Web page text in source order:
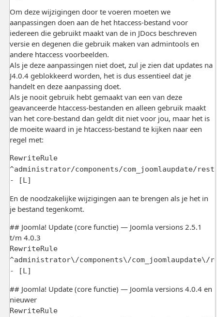
Om deze wijzigingen door te voeren moeten we
aanpassingen doen aan de het htaccess-bestand voor
iedereen die gebruikt maakt van de in JDocs beschreven
versie en degenen die gebruik maken van admintools en
andere htaccess voorbeelden.
Als je deze aanpassingen niet doet, zul je zien dat updates na
J4.0.4 geblokkeerd worden, het is dus essentieel dat je
handelt en deze aanpassing doet.
Als je nooit gebruik hebt gemaakt van een van deze
geavanceerde htaccess-bestanden en alleen gebruik maakt
van het core-bestand dan geldt dit niet voor jou, maar het is
de moeite waard in je htaccess-bestand te kijken naar een
regel met:
RewriteRule
^administrator/components/com_joomlaupdate/
- [L]
En de noodzakelijke wijzigingen aan te brengen als je het in
je bestand tegenkomt.
## Joomla! Update (core functie) — Joomla versions 2.5.1
t/m 4.0.3
RewriteRule
^administrator\/components\/com_joomlaupdate\/
- [L]
## Joomla! Update (core functie) — Joomla versions 4.0.4 en
nieuwer
RewriteRule